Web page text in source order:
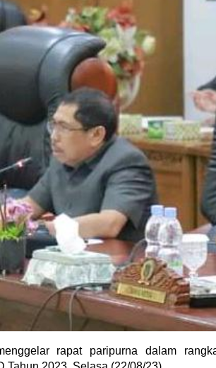
rapat paripurna dalam